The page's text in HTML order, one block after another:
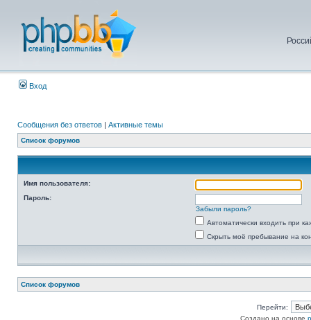
Вход
Сообщения без ответов | Активные темы
Список форумов
Имя пользователя:
Пароль:
Забыли пароль?
Автоматически входить при
Скрыть моё пребывание на
Список форумов
Перейти:
Создано на основе